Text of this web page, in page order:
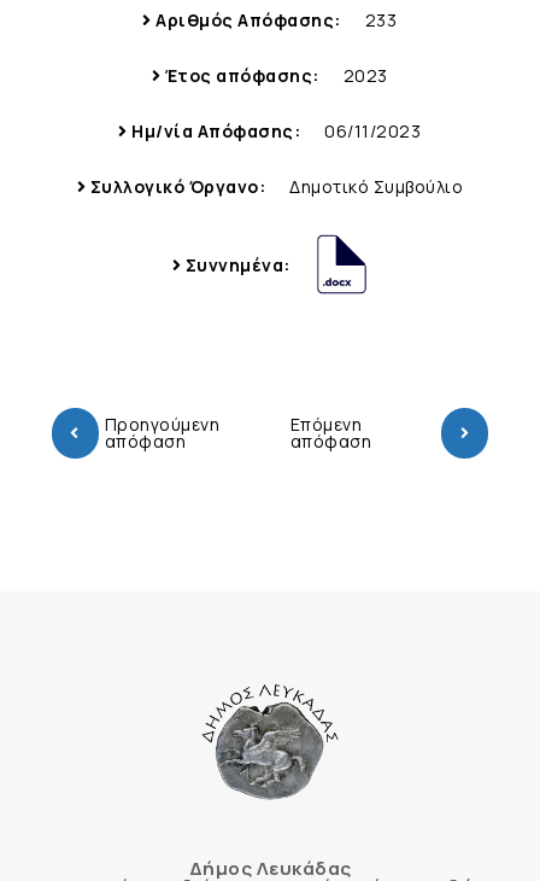
Αριθμός Απόφασης: 233
Έτος απόφασης: 2023
Ημ/νία Απόφασης: 06/11/2023
Συλλογικό Όργανο: Δημοτικό Συμβούλιο
Συννημένα:
Προηγούμενη
απόφαση
Επόμενη
απόφαση
Δήμος Λευκάδας